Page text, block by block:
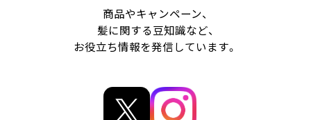
商品やキャンペーン、
髪に関する豆知識など、
お役立ち情報を発信しています。